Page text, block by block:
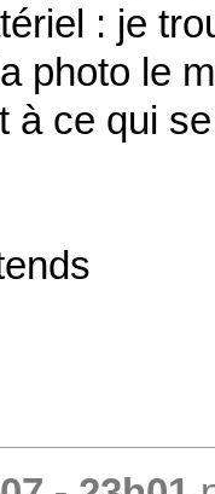
: je
photo le
à ce qui